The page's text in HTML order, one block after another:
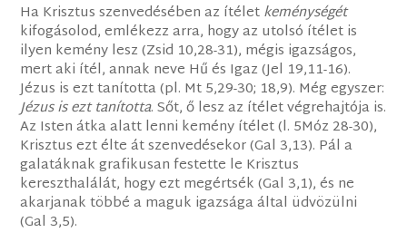
Ha Krisztus szenvedésében az ítéletkeménységét
kifogásolod, emlékezz arra, hogy az utolsó ítélet is
ilyen kemény lesz (Zsid 10,28-31), mégis igazságos,
mert aki ítél, annak neve Hű és Igaz (Jel 19,11-16).
Jézus is ezt tanította (pl. Mt 5,29-30; 18,9). Még egyszer:
Jézus is ezt tanította. Sőt, ő lesz az ítélet végrehajtója is.
Az Isten átka alatt lenni kemény ítélet (l. 5Móz 28-30),
Krisztus ezt élte át szenvedésekor (Gal 3,13). Pál a
galatáknak grafikusan festette le Krisztus
kereszthalálát, hogy ezt megértsék (Gal 3,1), és ne
akarjanak többé a maguk igazsága által üdvözülni
(Gal 3,5).